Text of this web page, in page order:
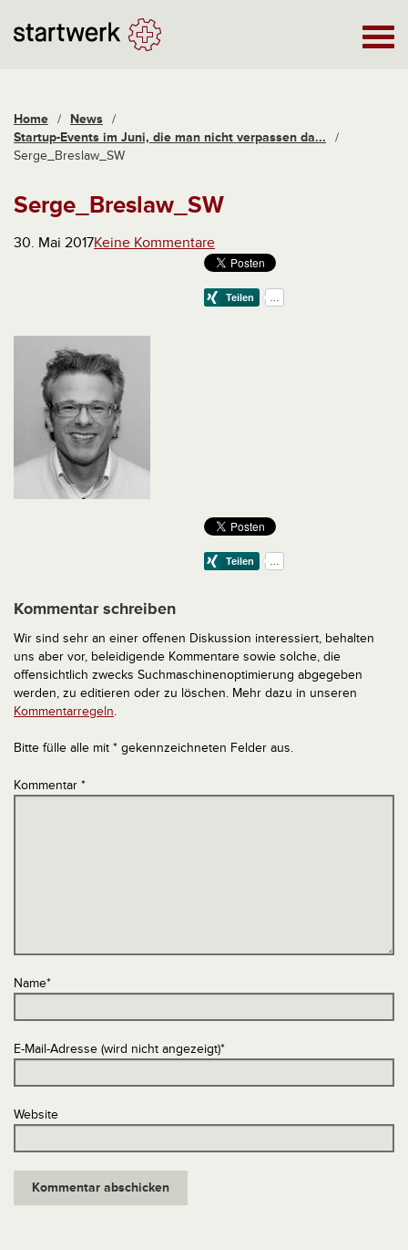
Home / News /
Startup-Events im Juni, die man nicht verpassen da...
/
Serge_Breslaw_SW
Serge_Breslaw_SW
30. Mai 2017Keine Kommentare
Kommentar schreiben
Wir sind sehr an einer offenen Diskussion interessiert, behalten
uns aber vor, beleidigende Kommentare sowie solche, die
offensichtlich zwecks Suchmaschinenoptimierung abgegeben
werden, zu editieren oder zu löschen. Mehr dazu in unseren
Kommentarregeln.
Bitte fülle alle mit * gekennzeichneten Felder aus.
Kommentar *
Name*
E-Mail-Adresse (wird nicht angezeigt)*
Website